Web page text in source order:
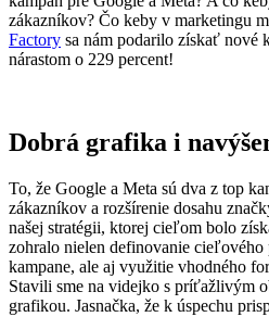
zákazníkov? Čo keby v marketingu
Factory sa nám podarilo získať nové
nárastom o 229 percent!
Dobrá grafika i
To, že Google a Meta sú dva z top
zákazníkov a rozšírenie dosahu
našej stratégii, ktorej cieľom bolo
zohralo nielen definovanie cieľového
kampane, ale aj využitie vhodného
Stavili sme na videjko s príťažlivým
grafikou. Jasnačka, že k úspechu